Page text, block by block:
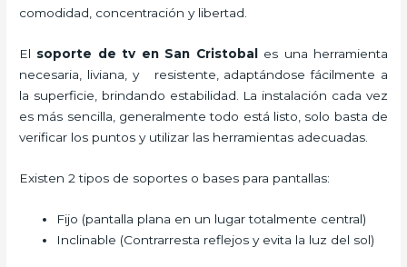
comodidad, concentración y libertad.
El soporte de tv en San Cristobal es una herramienta
necesaria, liviana, y resistente, adaptándose fácilmente a
la superficie, brindando estabilidad. La instalación cada vez
es más sencilla, generalmente todo está listo, solo basta de
verificar los puntos y utilizar las herramientas adecuadas.
Existen 2 tipos de soportes o bases para pantallas:
Fijo (pantalla plana en un lugar totalmente central)
Inclinable (Contrarresta reflejos y evita la luz del sol)